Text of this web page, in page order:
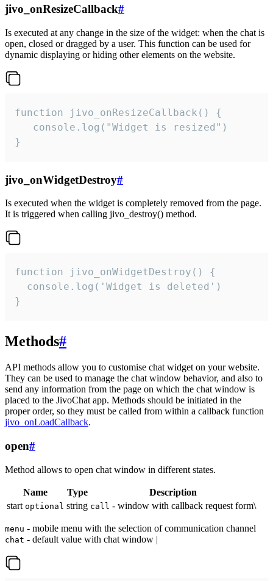
jivo_onResizeCallback#
Is executed at any change in the size of the widget: when the chat is
open, closed or dragged by a user. This function can be used for
dynamic displaying or hiding other elements on the website.
function jivo_onResizeCallback() {
   console.log("Widget is resized")
}
jivo_onWidgetDestroy#
Is executed when the widget is completely removed from the page.
It is triggered when calling jivo_destroy() method.
function jivo_onWidgetDestroy() {
  console.log('Widget is deleted')
}
Methods#
API methods allow you to customise chat widget on your website.
They can be used to manage the chat window behavior, and also to
send any information from the page on which the chat window is
placed to the JivoChat app. Methods should be initiated in the
proper order, so they must be called from within a callback function
jivo_onLoadCallback.
open#
Method allows to open chat window in different states.
Name Type
Description
start optional string call - window with callback request form\
menu - mobile menu with the selection of communication channel
chat - default value with chat window |